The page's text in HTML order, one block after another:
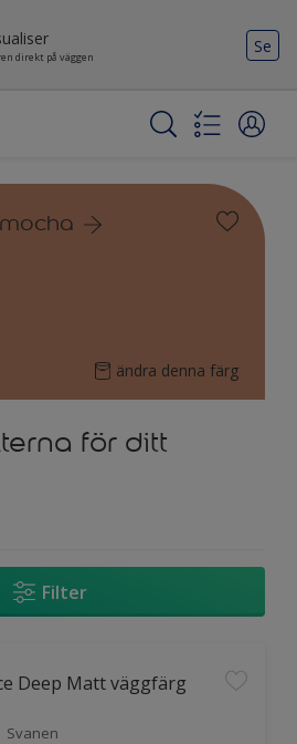
direkt på väggen
Se
ändra denna färg
för ditt
Filter
Deep Matt väggfärg
Svanen